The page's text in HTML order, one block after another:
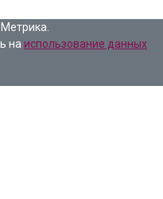
на использование данных